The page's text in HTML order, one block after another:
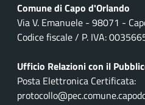
Comune di Capo d'Orlando
Via V. Emanuele - 98071 -
Codice fiscale / P. IVA:
Ufficio Relazioni con il
Posta Elettronica Certificata: